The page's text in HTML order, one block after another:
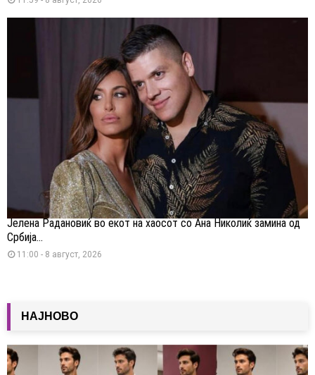
Јелена Радановиќ во екот на хаосот со Ана Николиќ замина од
Србија...
11:00 - 8 август, 2026
НАЈНОВО